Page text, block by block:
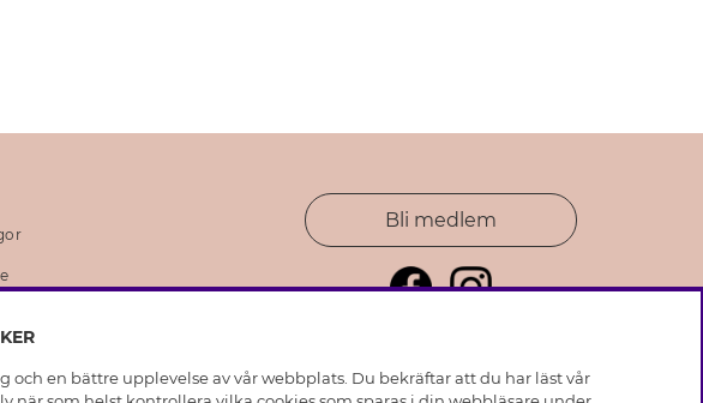
Bli medlem
en bättre upplevelse av vår webbplats. Du bekräftar att du har läst vår